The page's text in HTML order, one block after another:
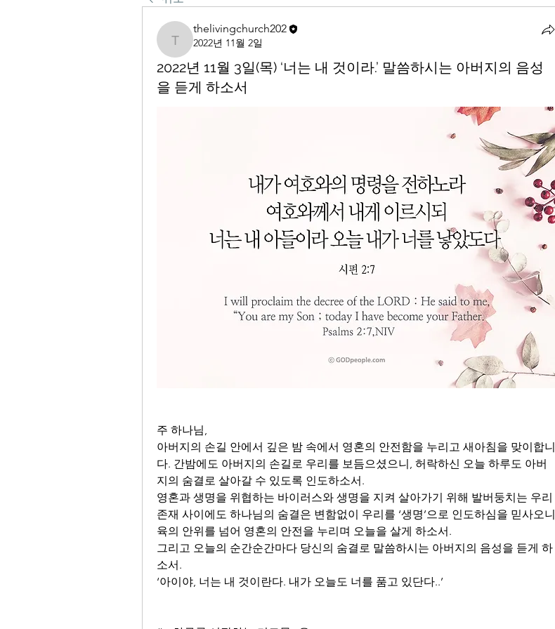
thelivingchurch202
thelivingchurch202
2022년 11월 2일
2022년 11월 3일(목) ‘너는 내 것이라.’ 말씀하시는 아버지의 음성
을 듣게 하소서
주 하나님,
아버지의 손길 안에서 깊은 밤 속에서 영혼의 안전함을 누리고 새아침을 맞이합니
다. 간밤에도 아버지의 손길로 우리를 보듬으셨으니, 허락하신 오늘 하루도 아버
지의 숨결로 살아갈 수 있도록 인도하소서.
영혼과 생명을 위협하는 바이러스와 생명을 지켜 살아가기 위해 발버둥치는 우리
존재 사이에도 하나님의 숨결은 변함없이 우리를 ‘생명’으로 인도하심을 믿사오니
육의 안위를 넘어 영혼의 안전을 누리며 오늘을 살게 하소서.
그리고 오늘의 순간순간마다 당신의 숨결로 말씀하시는 아버지의 음성을 듣게 하
소서.
‘아이야, 너는 내 것이란다. 내가 오늘도 너를 품고 있단다..’